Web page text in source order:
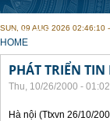
BUSINESS
SUN, 09 AUG 2026 02:46:10
YOU ARE HERE
HOME
PHÁT TRIỂN
Thu, 10/26/2000 - 01:02
Hà nội (Ttxvn 26/10/